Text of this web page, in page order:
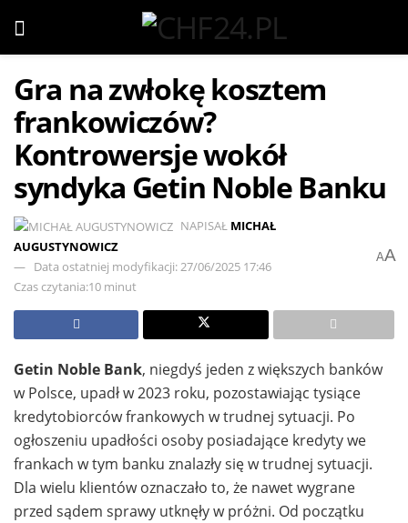
Gra na zwłokę kosztem
frankowiczów?
Kontrowersje wokół
syndyka Getin Noble Banku
NAPISAŁ MICHAŁ
AUGUSTYNOWICZ
Data ostatniej modyfikacji: 27/06/2025 17:46
Czas czytania:10 minut
AA
Getin Noble Bank, niegdyś jeden z większych banków
w Polsce, upadł w 2023 roku, pozostawiając tysiące
kredytobiorców frankowych w trudnej sytuacji. Po
ogłoszeniu upadłości osoby posiadające kredyty we
frankach w tym banku znalazły się w trudnej sytuacji.
Dla wielu klientów oznaczało to, że nawet wygrane
przed sądem sprawy utknęły w próżni. Od początku